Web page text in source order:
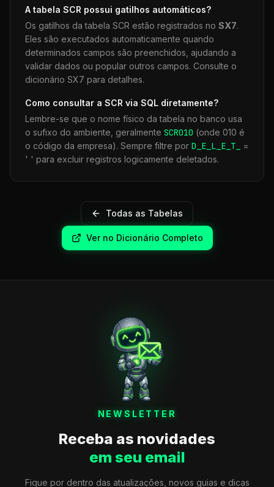
A tabela SCR possui gatilhos automáticos?
Os gatilhos da tabela SCR estão registrados no SX7.
Eles são executados automaticamente quando
determinados campos são preenchidos, ajudando a
validar dados ou popular outros campos. Consulte o
dicionário SX7 para detalhes.
Como consultar a SCR via SQL diretamente?
Lembre-se que o nome físico da tabela no banco usa
o sufixo do ambiente, geralmente SCR010 (onde 010 é
o código da empresa). Sempre filtre por D_E_L_E_T_
=
' ' para excluir registros logicamente deletados.
Todas as Tabelas
Ver no Dicionário Completo
NEWSLETTER
Receba as novidades
em seu email
Fique por dentro das atualizações, novos guias e dicas